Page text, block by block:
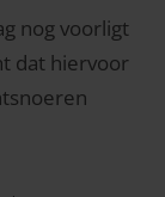
nog voorligt
dat hiervoor